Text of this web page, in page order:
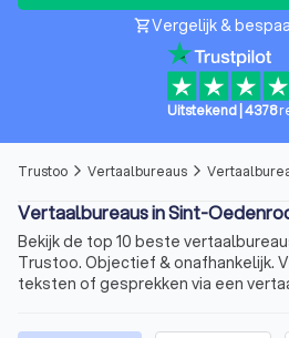
shopping_cartVergelijk &
Uitstekend| 4378
Trustoo arrow_forward_ios Vertaalbureaus arrow_forward_ios
Vertaalbureaus in Sint-
Bekijk de top 10 beste
Trustoo. Objectief & onafhankelijk.
teksten of gesprekken via een